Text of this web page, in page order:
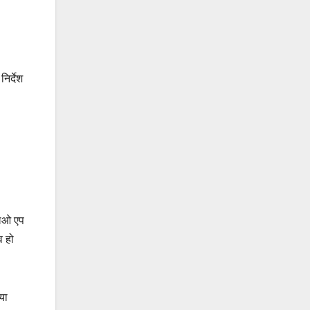
एप
हो